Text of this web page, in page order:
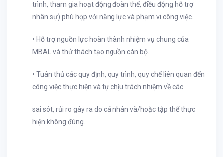
trình, tham gia hoạt động đoàn thể, điều động hỗ trợ
nhân sự) phù hợp với năng lực và phạm vi công việc.
• Hỗ trợ nguồn lực hoàn thành nhiệm vụ chung của
MBAL và thử thách tạo nguồn cán bộ.
• Tuân thủ các quy định, quy trình, quy chế liên quan đến
công việc thực hiện và tự chịu trách nhiệm về các
sai sót, rủi ro gây ra do cá nhân và/hoặc tập thể thực
hiện không đúng.